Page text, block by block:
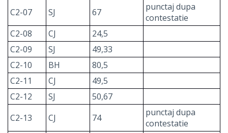
C2-07
SJ 67
punctaj dupa
contestatie
C2-08
CJ
24,5
C2-09
SJ
49,33
C2-10
BH
80,5
C2-11
CJ
49,5
C2-12
SJ
50,67
C2-13
CJ 74
punctaj dupa
contestatie